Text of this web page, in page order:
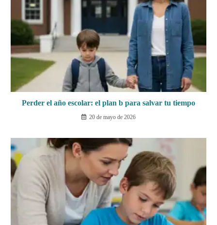
Perder el año escolar: el plan b para salvar tu tiempo
20 de mayo de 2026